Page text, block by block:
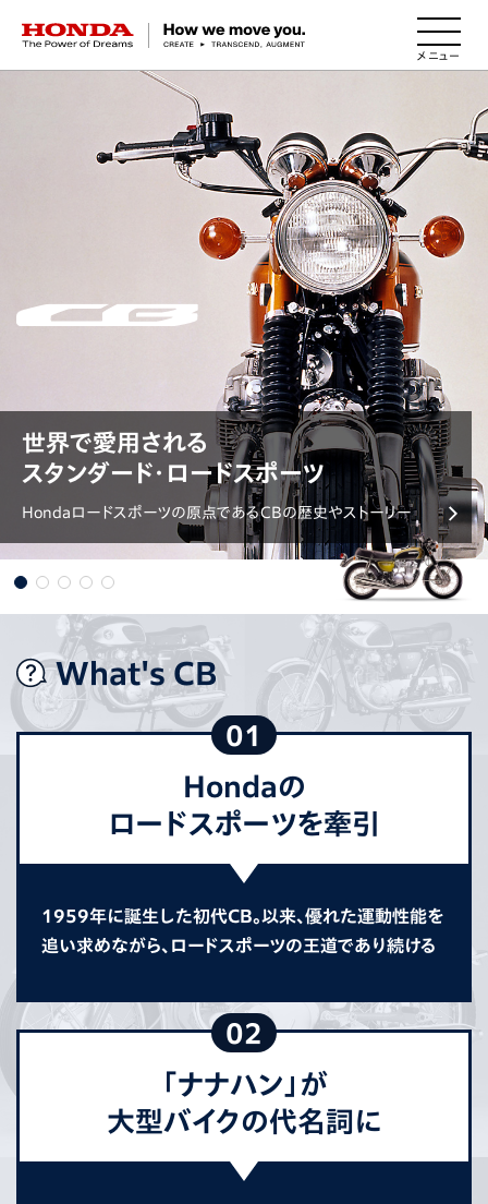
HONDA The Power of Dreams
世界で愛用される
スタンダード・ロードスポーツ
Hondaロードスポーツの原点であるCBの歴史やストーリー
What's CB
01
Hondaの
ロードスポーツを牽引
1959年に誕生した初代CB。以来、優れた運動性能を
追い求めながら、ロードスポーツの王道であり続ける
02
「ナナハン」が
大型バイクの代名詞に